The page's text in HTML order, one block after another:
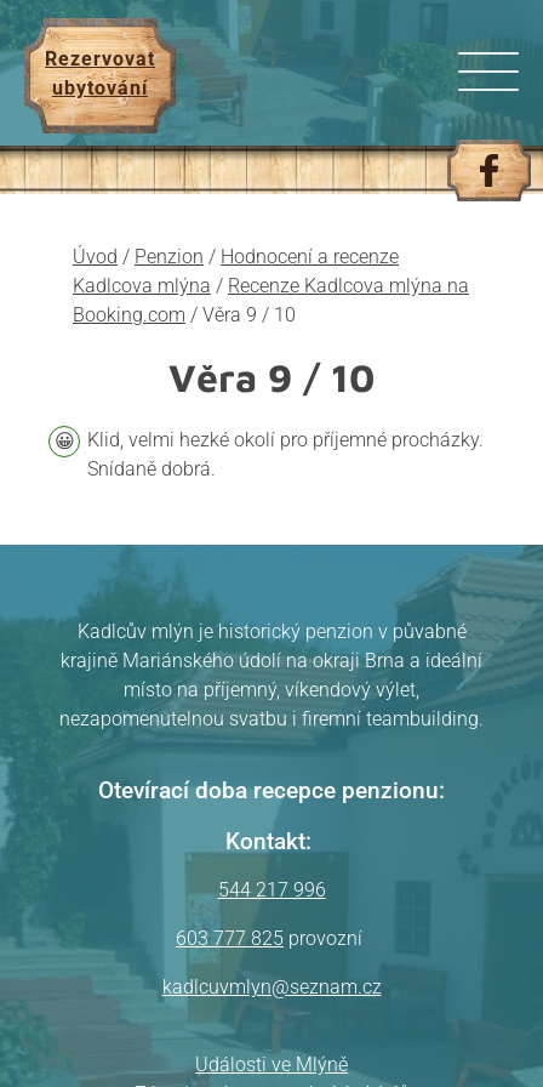
Rezervovat
ubytování
Pension Kadlcův mlýn v Brně hodnocení
Úvod / Penzion / Hodnocení a recenze
Kadlcova mlýna / Recenze Kadlcova mlýna na
Booking.com / Věra 9 / 10
Věra 9 / 10
Klid, velmi hezké okolí pro příjemné procházky.
Snídaně dobrá.
Kadlcův mlýn je historický penzion v půvabné
krajině Mariánského údolí na okraji Brna a ideální
místo na příjemný, víkendový výlet,
nezapomenutelnou svatbu i firemní teambuilding.
Otevírací doba recepce penzionu:
Kontakt:
544 217 996
603 777 825 provozní
kadlcuvmlyn@seznam.cz
Události ve Mlýně